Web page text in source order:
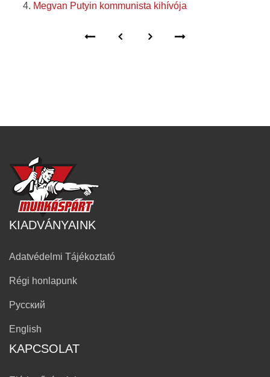
Megvan Putyin kommunista kihívója
KIADVÁNYAINK
Adatvédelmi Tájékoztató
Régi honlapunk
Русский
English
KAPCSOLAT